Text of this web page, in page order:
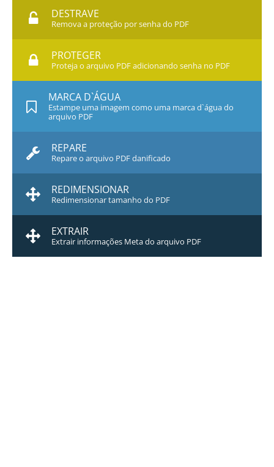
DESTRAVE
Remova a proteção por senha do PDF
PROTEGER
Proteja o arquivo PDF adicionando senha no PDF
MARCA D`ÁGUA
Estampe uma imagem como uma marca d`água do
arquivo PDF
REPARE
Repare o arquivo PDF danificado
REDIMENSIONAR
Redimensionar tamanho do PDF
EXTRAIR
Extrair informações Meta do arquivo PDF